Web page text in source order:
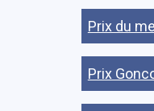
Prix du
Prix